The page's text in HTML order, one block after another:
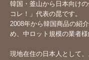
韓国・釜山から日本向け
コレ！」代表の昆です。
2008年から韓国商品の紹
め、中ロット規模の業者
現地在住の日本人として